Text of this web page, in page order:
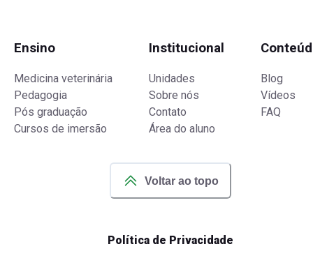
Ensino
Medicina veterinária
Pedagogia
Pós graduação
Cursos de imersão
Institucional
Unidades
Sobre nós
Contato
Área do aluno
Blog
Vídeos
FAQ
Voltar ao topo
Política de Privacidade